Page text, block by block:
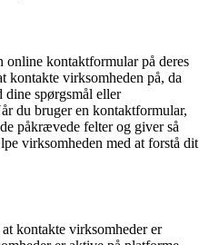
kontaktformular på deres
kontakte virksomheden på, da
dine spørgsmål eller
du bruger en kontaktformular,
påkrævede felter og giver så
virksomheden med at forstå dit
kontakte virksomheder er